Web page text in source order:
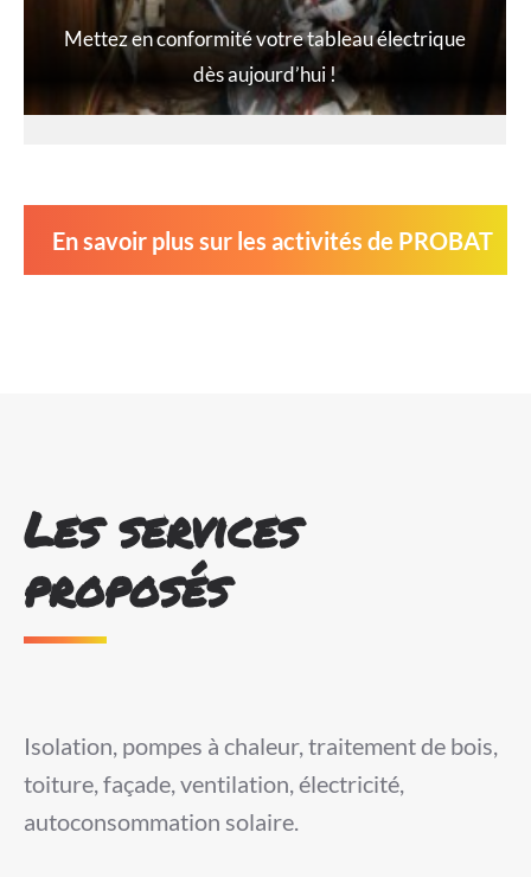
Mettez en conformité votre tableau électrique
dès aujourd’hui !
En savoir plus sur les activités de PROBAT
Les services
proposés
Isolation, pompes à chaleur, traitement de bois,
toiture, façade, ventilation, électricité,
autoconsommation solaire.